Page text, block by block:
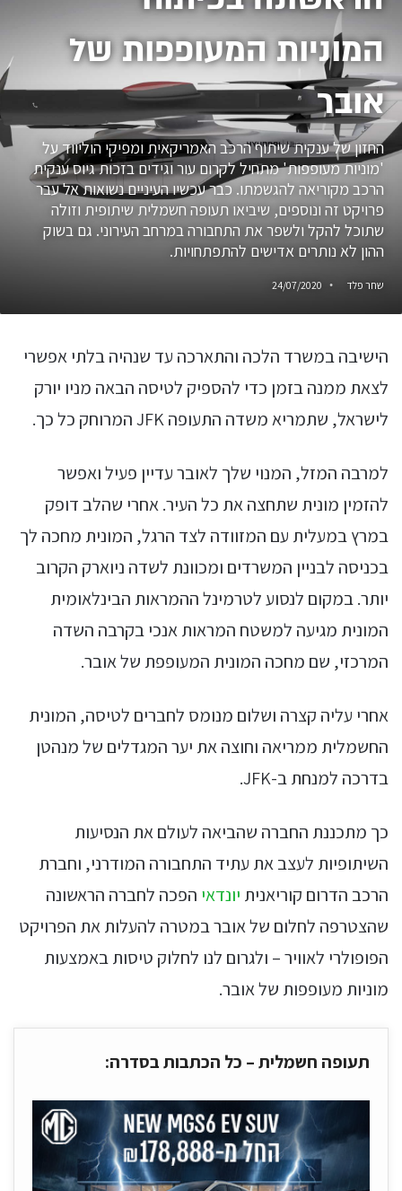
המוניות המעופפות של
אובר
החזון של ענקית שיתוף הרכב האמריקאית ומפיקי הוליווד על
'מוניות מעופפות' מתחיל לקרום עור וגידים בזכות גיוס ענקית
הרכב מקוריאה להגשמתו. כבר עכשיו העיניים נשואות אל עבר
פרויקט זה ונוספים, שיביאו תעופה חשמלית שיתופית וזולה
שתוכל להקל ולשפר את התחבורה במרחב העירוני. גם בשוק
ההון לא נותרים אדישים להתפתחויות.
שחר פלד 24/07/2020
הישיבה במשרד הלכה והתארכה עד שנהיה בלתי אפשרי
לצאת ממנה בזמן כדי להספיק לטיסה הבאה מניו יורק
לישראל, שתמריא משדה התעופה JFK המרוחק כל כך.
למרבה המזל, המנוי שלך לאובר עדיין פעיל ואפשר
להזמין מונית שתחצה את כל העיר. אחרי שהלב דופק
במרץ במעלית עם המזוודה לצד הרגל, המונית מחכה לך
בכניסה לבניין המשרדים ומכוונת לשדה ניוארק הקרוב
יותר. במקום לנסוע לטרמינל ההמראות הבינלאומית
המונית מגיעה למשטח המראות אנכי בקרבה השדה
המרכזי, שם מחכה המונית המעופפת של אובר.
אחרי עליה קצרה ושלום מנומס לחברים לטיסה, המונית
החשמלית ממריאה וחוצה את יער המגדלים של מנהטן
בדרכה למנחת ב-JFK.
כך מתכננת החברה שהביאה לעולם את הנסיעות
השיתופיות לעצב את עתיד התחבורה המודרני, וחברת
הרכב הדרום קוריאנית יונדאי הפכה לחברה הראשונה
שהצטרפה לחלום של אובר במטרה להעלות את הפרויקט
הפופולרי לאוויר – ולגרום לנו לחלוק טיסות באמצעות
מוניות מעופפות של אובר.
תעופה חשמלית – כל הכתבות בסדרה: